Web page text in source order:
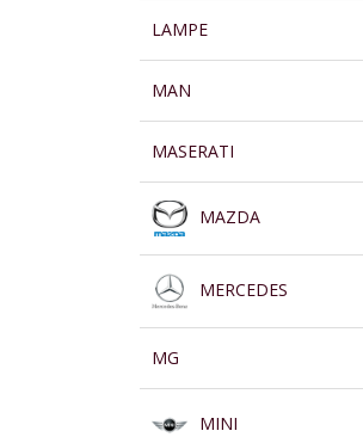
LAMPE
MAN
MASERATI
MAZDA
MERCEDES
MG
MINI